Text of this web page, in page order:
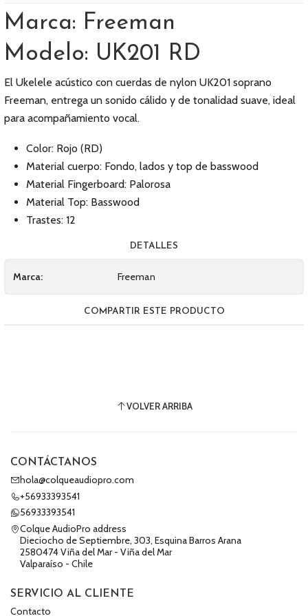
Marca: Freeman
Modelo: UK201 RD
El Ukelele acústico con cuerdas de nylon UK201 soprano
Freeman, entrega un sonido cálido y de tonalidad suave, ideal
para acompañamiento vocal.
Color: Rojo (RD)
Material cuerpo: Fondo, lados y top de basswood
Material Fingerboard: Palorosa
Material Top: Basswood
Trastes: 12
DETALLES
Marca: Freeman
COMPARTIR ESTE PRODUCTO
VOLVER ARRIBA
CONTÁCTANOS
hola@colqueaudiopro.com
+56933393541
56933393541
Colque AudioPro address
Dieciocho de Septiembre, 303, Esquina Barros Arana
2580474 Viña del Mar - Viña del Mar
Valparaíso - Chile
SERVICIO AL CLIENTE
Contacto